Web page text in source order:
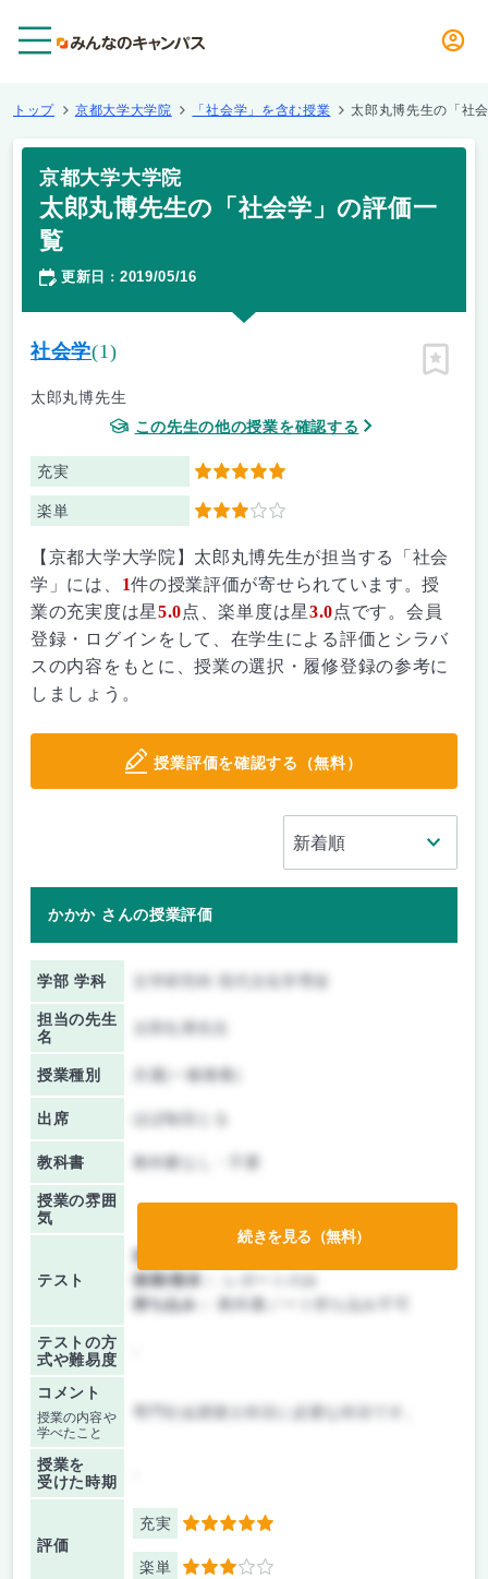
トップ 京都大学大学院 「社会学」を含む授業 太郎丸博先生の「社
京都大学大学院
太郎丸博先生の「社会学」の評価一
覧
更新日 ： 2019/05/16
社会学(1)
太郎丸博先生
この先生の他の授業を確認する
充実 5
楽単 3
ピン留
【京都大学大学院】太郎丸博先生が担当する「社会
学」には、 1件の授業評価が寄せられています。授
業の充実度は星5.0点、楽単度は星3.0点です。会員
登録・ログインをして、在学生による評価とシラバ
スの内容をもとに、授業の選択・履修登録の参考に
しましょう。
授業評価を確認する（無料）
かかか さんの授業評価
学部 学科
担当の先生
名
授業種別 共通(一般教養)
出席 ほぼ毎回とる
教科書 教科書なし・不要
授業の雰囲
気
テスト
前期/中間：
後期/期末：
持ち込み：
教科書ノート持ち込み不可
テストの方
式や難易度
コメント
授業の内容や
学べたこと
専門社会調査士科目に必要な科目です。
授業を
受けた時期
評価
充実 5
楽単 3
続きを見る（無料）